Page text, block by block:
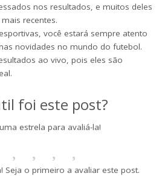
nos resultados, e muitos deles
recentes.
você estará sempre atento
novidades no mundo do futebol.
ao vivo, pois eles são
foi este post?
estrela para avaliá-la!
Seja o primeiro a avaliar este post.